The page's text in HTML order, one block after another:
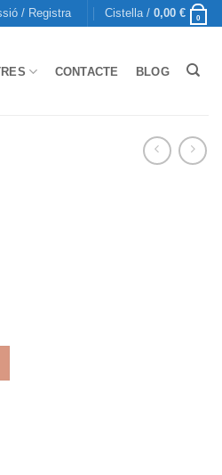
/ Registra Cistella / 0,00 € 0
CONTACTE BLOG